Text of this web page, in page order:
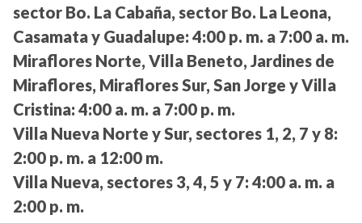
sector Bo. La Cabaña, sector Bo. La Leona,
Casamata y Guadalupe: 4:00 p. m. a 7:00 a. m.
Miraflores Norte, Villa Beneto, Jardines de
Miraflores, Miraflores Sur, San Jorge y Villa
Cristina: 4:00 a. m. a 7:00 p. m.
Villa Nueva Norte y Sur, sectores 1, 2, 7 y 8:
2:00 p. m. a 12:00 m.
Villa Nueva, sectores 3, 4, 5 y 7: 4:00 a. m. a
2:00 p. m.